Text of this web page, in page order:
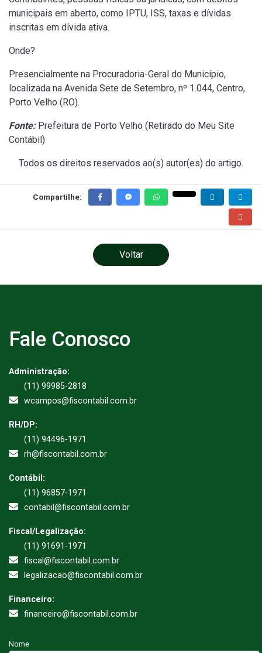
municipais em aberto, como IPTU, ISS, taxas e dívidas
inscritas em dívida ativa.
Onde?
Presencialmente na Procuradoria-Geral do Município,
localizada na Avenida Sete de Setembro, nº 1.044, Centro,
Porto Velho (RO).
Fonte:Prefeitura de Porto Velho (Retirado do Meu Site
Contábil)
Todos os direitos reservados ao(s) autor(es) do artigo.
Compartilhe:
Voltar
Fale Conosco
Administração:
(11) 99985-2818
wcampos@fiscontabil.com.br
RH/DP:
(11) 94496-1971
rh@fiscontabil.com.br
Contábil:
(11) 96857-1971
contabil@fiscontabil.com.br
Fiscal/Legalização:
(11) 91691-1971
fiscal@fiscontabil.com.br
legalizacao@fiscontabil.com.br
Financeiro:
financeiro@fiscontabil.com.br
Nome